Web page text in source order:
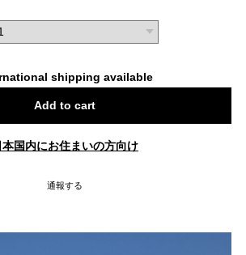
shipping available
Add to cart
本国内にお住まいの方向け
通報する